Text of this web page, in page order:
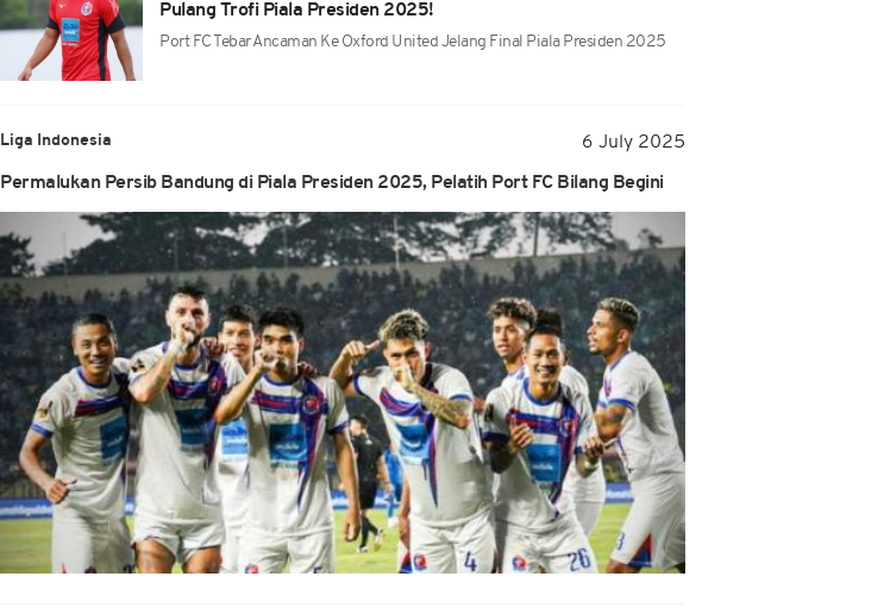
Pulang Trofi Piala Presiden 2025!
Port FC Tebar Ancaman Ke Oxford United Jelang Final Piala Presiden 2025
Liga Indonesia 6 July 2025
Permalukan Persib Bandung di Piala Presiden 2025, Pelatih Port FC Bilang Begini